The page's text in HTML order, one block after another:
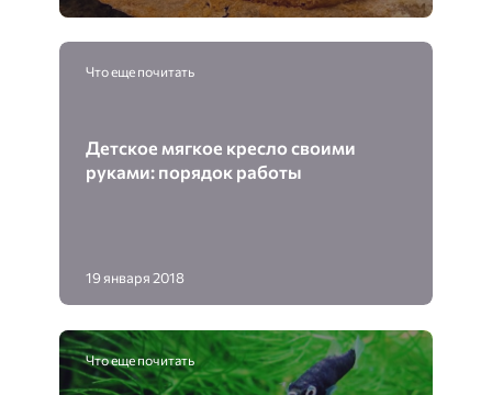
Что еще почитать
Детское мягкое кресло своими
руками: порядок работы
19 января 2018
Что еще почитать